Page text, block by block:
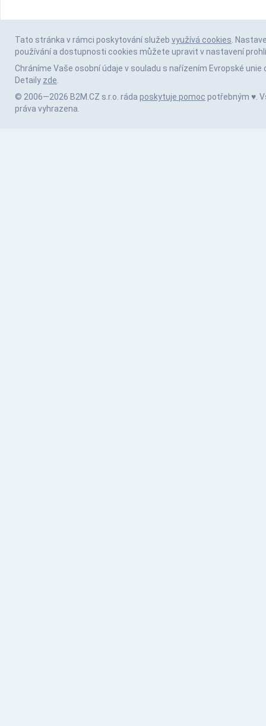
Tato stránka v rámci poskytování služeb využívá cookies.
používání a dostupnosti cookies můžete upravit v nastavení
Chráníme Vaše osobní údaje v souladu s nařízením Evropské unie
Detaily zde.
© 2006—2026 B2M.CZ s.r.o. ráda poskytuje pomoc potřebným ♥️.
práva vyhrazena.